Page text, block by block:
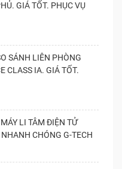
GIÁ TỐT. PHỤC VỤ
SÁNH LIÊN PHÒNG
CLASS IA. GIÁ TỐT.
LI TÂM ĐIỆN TỬ
CHÓNG G-TECH